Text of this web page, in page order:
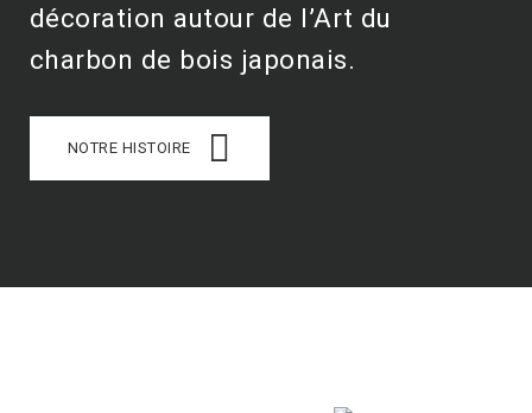
décoration autour de l’Art du
charbon de bois japonais.
NOTRE HISTOIRE